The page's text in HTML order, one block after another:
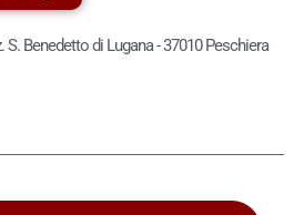
S. Benedetto di Lugana - 37010 Peschiera